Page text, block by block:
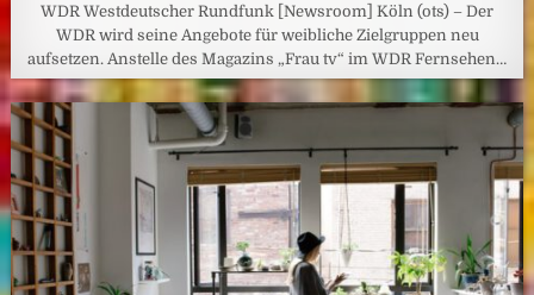
WDR Westdeutscher Rundfunk [Newsroom] Köln (ots) – Der
WDR wird seine Angebote für weibliche Zielgruppen neu
aufsetzen. Anstelle des Magazins „Frau tv“ im WDR Fernsehen…